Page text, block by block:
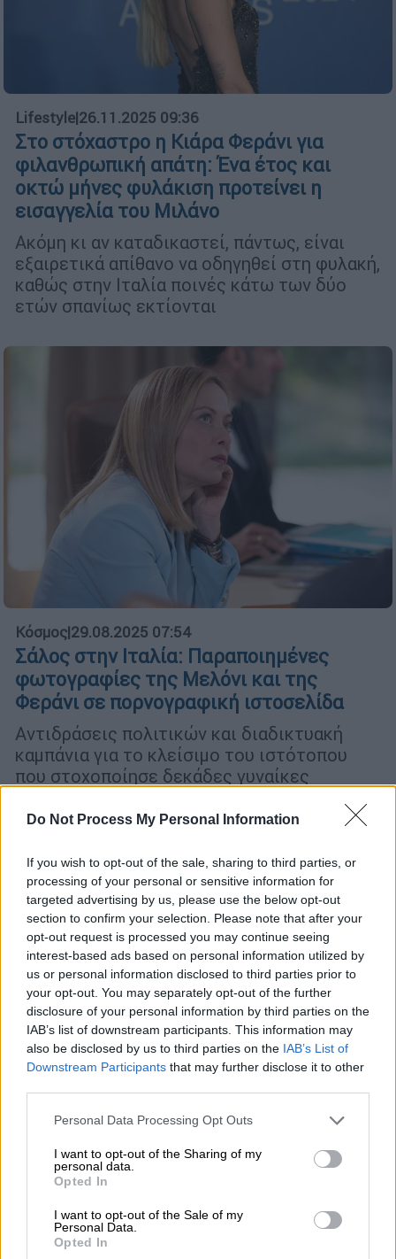
Do Not Process My Personal Information
If you wish to opt-out of the sale, sharing to third parties, or
processing of your personal or sensitive information for
targeted advertising by us, please use the below opt-out
section to confirm your selection. Please note that after your
opt-out request is processed you may continue seeing
interest-based ads based on personal information utilized by
us or personal information disclosed to third parties prior to
your opt-out. You may separately opt-out of the further
disclosure of your personal information by third parties on the
IAB’s list of downstream participants. This information may
also be disclosed by us to third parties on the IAB’s List of
Downstream Participants that may further disclose it to other
Please note that this website/app uses one or more Google
not limited to your visit or usage behaviour. You may click to
grant or deny consent to Google and its third-party tags to
use your data for below specified purposes in below Google
consent section.
Personal Data Processing Opt Outs
I want to opt-out of the Sharing of my
personal data.
Opted In
I want to opt-out of the Sale of my
Personal Data.
Opted In
Lifestyle|26.11.2025 09:36
Στο στόχαστρο η Κιάρα Φεράνι για
φιλανθρωπική απάτη: Ένα έτος και
οκτώ μήνες φυλάκιση προτείνει η
εισαγγελία του Μιλάνο
Ακόμη κι αν καταδικαστεί, πάντως, είναι
εξαιρετικά απίθανο να οδηγηθεί στη φυλακή,
καθώς στην Ιταλία ποινές κάτω των δύο
ετών σπανίως εκτίονται
Κόσμος|29.08.2025 07:54
Σάλος στην Ιταλία: Παραποιημένες
φωτογραφίες της Μελόνι και της
Φεράνι σε πορνογραφική ιστοσελίδα
Αντιδράσεις πολιτικών και διαδικτυακή
καμπάνια για το κλείσιμο του ιστότοπου
που στοχοποίησε δεκάδες γυναίκες
Η Κιάρα Φεράνι απολαμβάνει τις
διακοπές της στην Ελλάδα - Το ελληνικό
νησί που επέλεξε
χρόνο τη χώρα μας για τις καλοκαιρινές τις
αποδράσεις